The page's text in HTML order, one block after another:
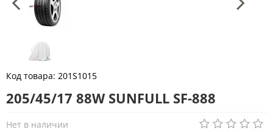
Код товара: 201S1015
205/45/17 88W SUNFULL SF-888
Нет в наличии